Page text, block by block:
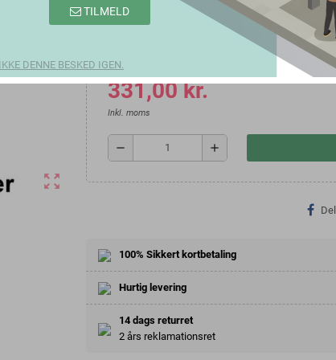
zoom_out_map
331,00 kr.
Inkl. moms
remove add
Del
100% Sikkert kortbetaling
Hurtig levering
14 dags returret
2 års reklamationsret
TILMELD
DENNE BESKED IGEN.